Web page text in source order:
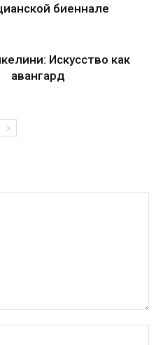
биеннале
Искусство как
авангард